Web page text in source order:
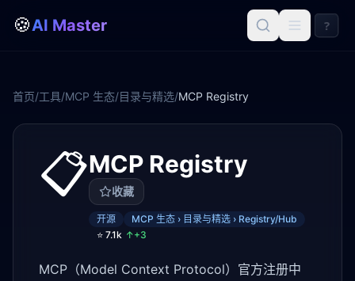
🍪AI Master ?
首页/工具/MCP 生态/目录与精选/MCP Registry
📋MCP Registry
收藏
开源
MCP 生态 › 目录与精选 › Registry/Hub
⭐ 7.1k ↑+3
MCP（Model Context Protocol）官方注册中